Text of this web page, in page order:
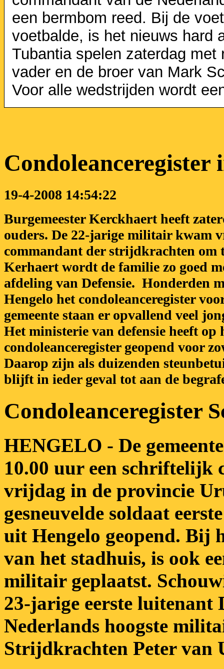
een bermbom reed. Bij de
voetbalde, is het nieuws hard
Tubantia spelen zaterdag
vader en de broer van Mark
Voor alle wedstrijden wordt
Condoleanceregister
19-4-2008 14:54:22
Burgemeester Kerckhaert heeft
ouders. De 22-jarige militair kwam
commandant der strijdkrachten om
Kerhaert wordt de familie zo goed
afdeling van Defensie. Honderden
Hengelo het condoleanceregister
gemeente staan er opvallend veel
Het ministerie van defensie heeft op
condoleanceregister geopend voor
Daarop zijn als duizenden
blijft in ieder geval tot aan de
Condoleanceregister
HENGELO - De
10.00 uur een schriftelijk
vrijdag in de provincie
gesneuvelde soldaat
uit Hengelo geopend. Bij
van het stadhuis, is ook
militair geplaatst.
23-jarige eerste luitenant
Nederlands hoogste
Strijdkrachten Peter van